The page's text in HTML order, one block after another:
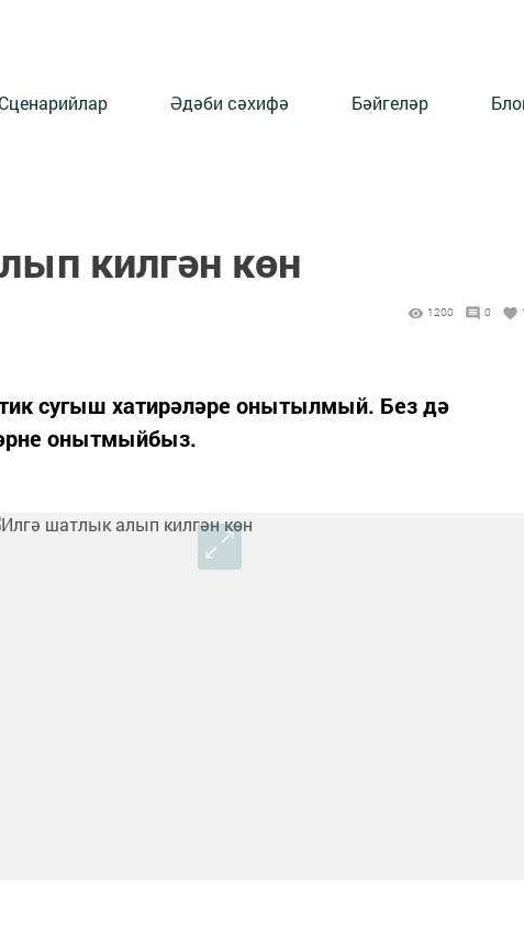
Сценарийлар Әдәби сәхифә Бәйгеләр
килгән көн
1200 0
сугыш хатирәләре онытылмый. Без дә
онытмыйбыз.